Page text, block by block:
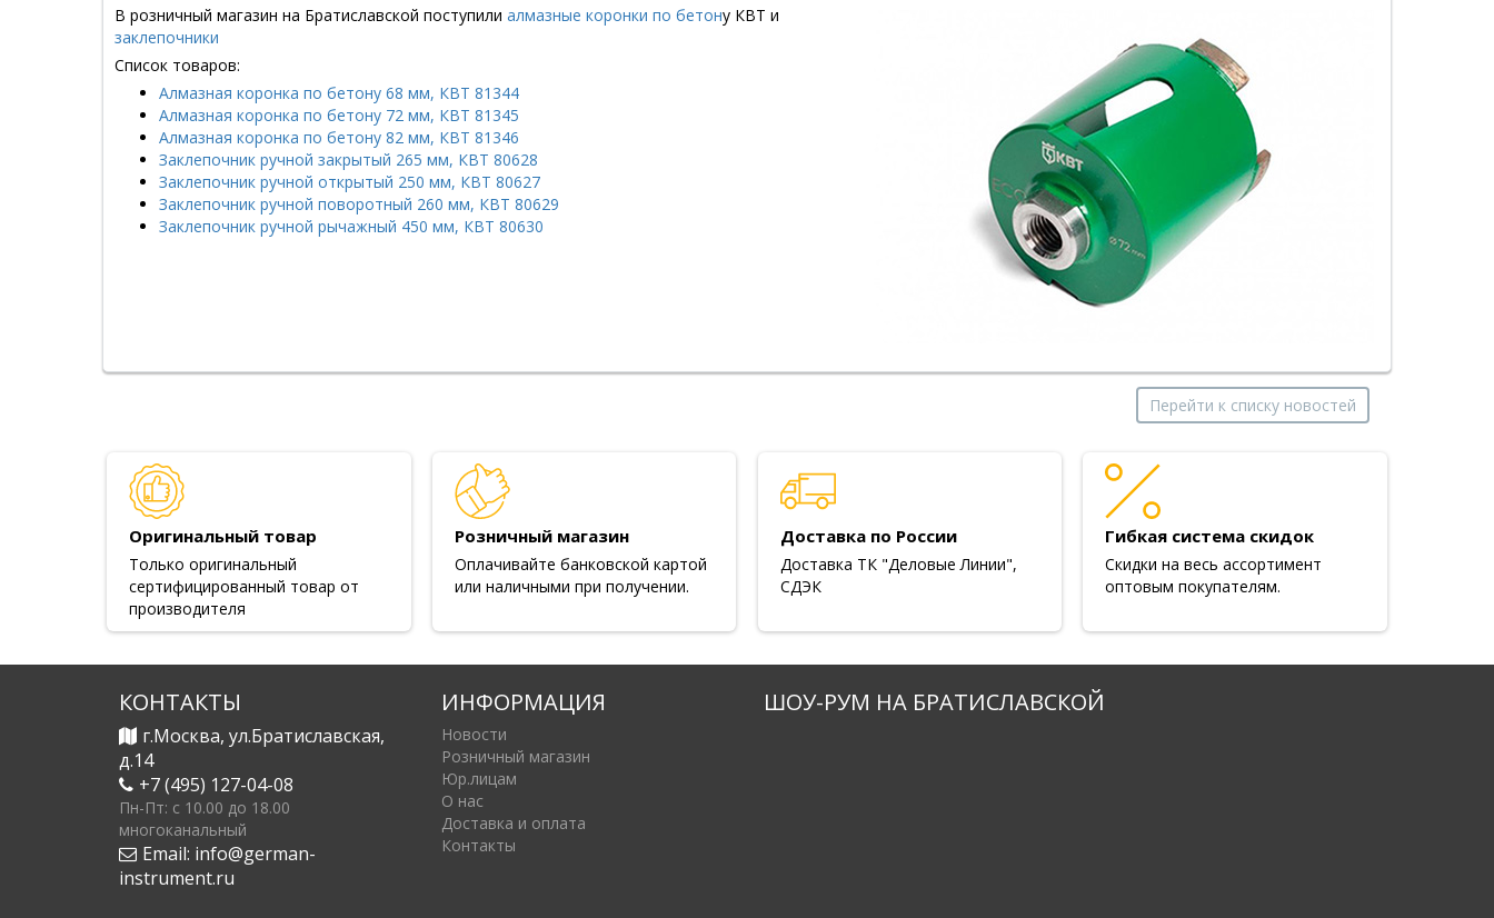
В розничный магазин на Братиславской поступили алмазные коронки по бетону КВТ и
заклепочники
Список товаров:
Алмазная коронка по бетону 68 мм, КВТ 81344
Алмазная коронка по бетону 72 мм, КВТ 81345
Алмазная коронка по бетону 82 мм, КВТ 81346​
Заклепочник ручной закрытый 265 мм, КВТ 80628
Заклепочник ручной открытый 250 мм, КВТ 80627
Заклепочник ручной поворотный 260 мм, КВТ 80629
Заклепочник ручной рычажный 450 мм, КВТ 80630​
Перейти к списку новостей
Оригинальный товар
Только оригинальный
сертифицированный товар от
производителя
Розничный магазин
Оплачивайте банковской картой
или наличными при получении.
Доставка по России
Доставка ТК "Деловые Линии",
СДЭК
Гибкая система скидок
Скидки на весь ассортимент
оптовым покупателям.
КОНТАКТЫ
г.Москва, ул.Братиславская,
д.14
+7 (495) 127-04-08
Пн-Пт: c 10.00 до 18.00
многоканальный
Email: info@german-
instrument.ru
ИНФОРМАЦИЯ
Новости
Розничный магазин
Юр.лицам
О нас
Доставка и оплата
Контакты
ШОУ-РУМ НА БРАТИСЛАВСКОЙ